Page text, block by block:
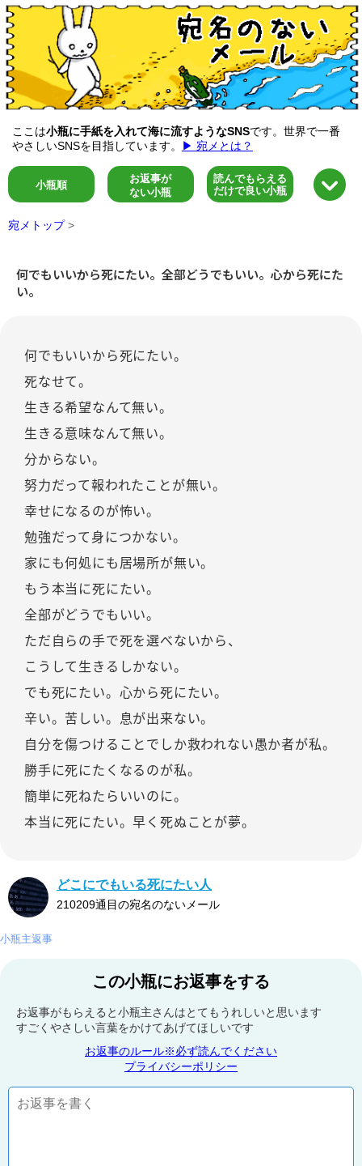
ここは小瓶に手紙を入れて海に流すようなSNSです。世界で一番
やさしいSNSを目指しています。
▶ 宛メとは？
小瓶順
お返事が
ない小瓶
読んでもらえる
だけで良い小瓶
宛メトップ >
何でもいいから死にたい。全部どうでもいい。心から死にた
い。
何でもいいから死にたい。
死なせて。
生きる希望なんて無い。
生きる意味なんて無い。
分からない。
努力だって報われたことが無い。
幸せになるのが怖い。
勉強だって身につかない。
家にも何処にも居場所が無い。
もう本当に死にたい。
全部がどうでもいい。
ただ自らの手で死を選べないから、
こうして生きるしかない。
でも死にたい。心から死にたい。
辛い。苦しい。息が出来ない。
自分を傷つけることでしか救われない愚か者が私。
勝手に死にたくなるのが私。
簡単に死ねたらいいのに。
本当に死にたい。早く死ぬことが夢。
どこにでもいる死にたい人
210209通目の宛名のないメール
小瓶主返事
この小瓶にお返事をする
お返事がもらえると小瓶主さんはとてもうれしいと思います
すごくやさしい言葉をかけてあげてほしいです
お返事のルール※必ず読んでください
プライバシーポリシー